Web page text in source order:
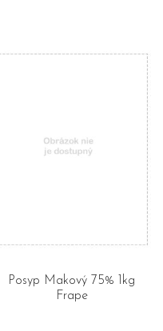
Posyp Makový 75% 1kg
Frape